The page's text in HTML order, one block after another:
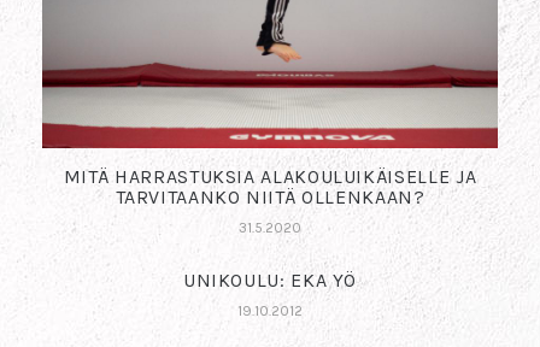
MITÄ HARRASTUKSIA ALAKOULUIKÄISELLE JA
TARVITAANKO NIITÄ OLLENKAAN?
31.5.2020
UNIKOULU: EKA YÖ
19.10.2012